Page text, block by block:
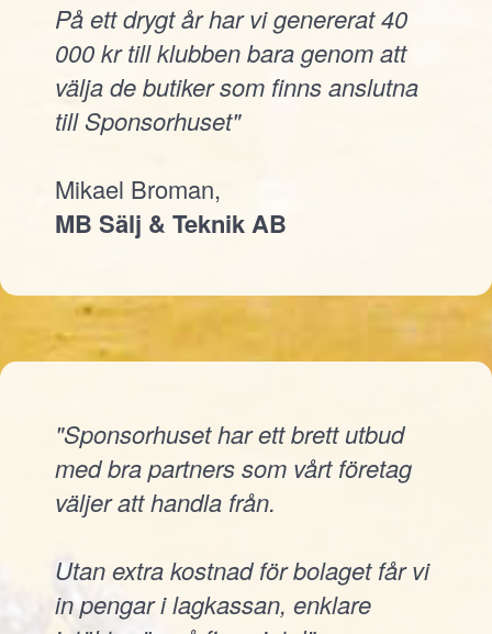
På ett drygt år har vi genererat 40
000 kr till klubben bara genom att
välja de butiker som finns anslutna
till Sponsorhuset"
Mikael Broman,
MB Sälj & Teknik AB
"Sponsorhuset har ett brett utbud
med bra partners som vårt företag
väljer att handla från.
Utan extra kostnad för bolaget får vi
in pengar i lagkassan, enklare